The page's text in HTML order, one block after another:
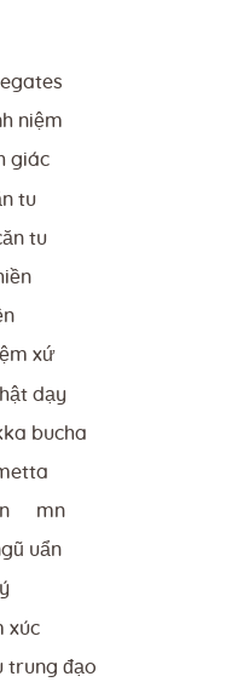
niệm
giác
tu
tu
xứ
dạy
bucha
mn
uẩn
xúc
trung đạo